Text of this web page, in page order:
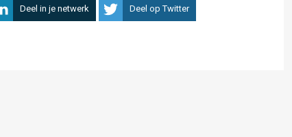
Deel in je netwerk Deel op Twitter